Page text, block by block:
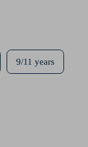
9/11 years